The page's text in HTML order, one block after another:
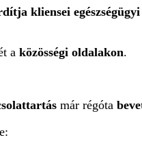
kliensei
a közösségi oldalakon.
már régóta